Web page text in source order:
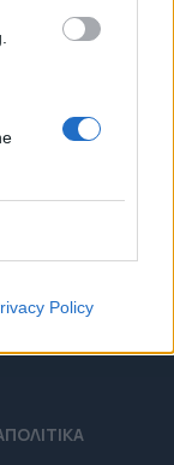
Policy
17671,